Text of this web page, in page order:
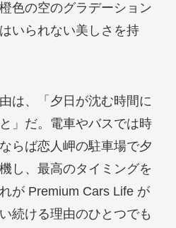
色の空のグラデーション
いられない美しさを持
は、「夕日が沈む時間に
」だ。電車やバスでは時
らば恋人岬の駐車場で夕
し、最高のタイミングを
が Premium Cars Life が
続ける理由のひとつでも